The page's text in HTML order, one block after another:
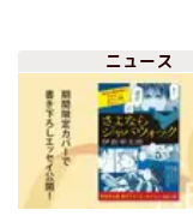
ニュース